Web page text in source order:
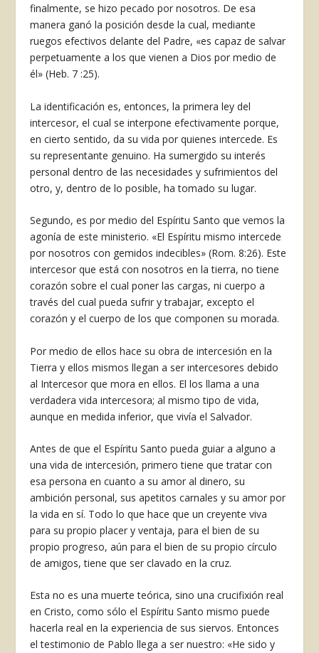
finalmente, se hizo pecado por nosotros. De esa
manera ganó la posición desde la cual, mediante
ruegos efectivos delante del Padre, «es capaz de salvar
perpetuamente a los que vienen a Dios por medio de
él» (Heb. 7 :25).
La identificación es, entonces, la primera ley del
intercesor, el cual se interpone efecti­vamente porque,
en cierto sentido, da su vida por quienes intercede. Es
su representante genuino. Ha sumergido su interés
personal dentro de las necesidades y sufrimientos del
otro, y, dentro de lo posible, ha tomado su lugar.
Segundo, es por medio del Espíritu Santo que vemos la
agonía de este ministerio. «El Espíritu mismo intercede
por nosotros con gemidos indecibles» (Rom. 8:26). Este
inter­cesor que está con nosotros en la tierra, no tiene
corazón sobre el cual poner las cargas, ni cuerpo a
través del cual pueda sufrir y trabajar, excepto el
corazón y el cuerpo de los que componen su morada.
Por medio de ellos hace su obra de inter­cesión en la
Tierra y ellos mismos llegan a ser intercesores debido
al Intercesor que mora en ellos. El los llama a una
verdadera vida in­tercesora; al mismo tipo de vida,
aunque en medida inferior, que vivía el Salvador.
Antes de que el Espíritu Santo pueda guiar a alguno a
una vida de intercesión, primero tiene que tratar con
esa persona en cuanto a su amor al dinero, su
ambición personal, sus apetitos carnales y su amor por
la vida en sí. Todo lo que hace que un creyente viva
para su propio placer y ventaja, para el bien de su
propio progreso, aún para el bien de su propio círculo
de amigos, tiene que ser clavado en la cruz.
Esta no es una muerte teórica, sino una crucifixión real
en Cristo, como sólo el Espíri­tu Santo mismo puede
hacerla real en la expe­riencia de sus siervos. Entonces
el testimonio de Pablo llega a ser nuestro: «He sido y